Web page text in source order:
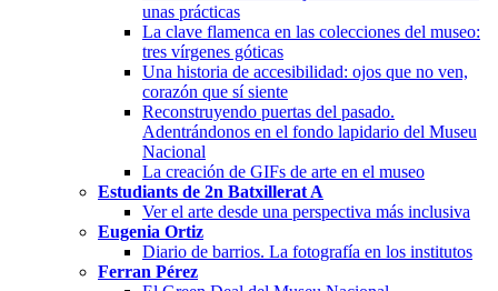
unas prácticas
La clave flamenca en las colecciones del museo:
tres vírgenes góticas
Una historia de accesibilidad: ojos que no ven,
corazón que sí siente
Reconstruyendo puertas del pasado.
Adentrándonos en el fondo lapidario del Museu
Nacional
La creación de GIFs de arte en el museo
Estudiants de 2n Batxillerat A
Ver el arte desde una perspectiva más inclusiva
Eugenia Ortiz
Diario de barrios. La fotografía en los institutos
Ferran Pérez